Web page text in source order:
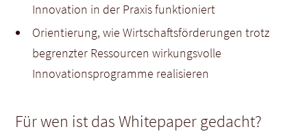
Innovation in der Praxis funktioniert
Orientierung, wie Wirtschaftsförderungen trotz
begrenzter Ressourcen wirkungsvolle
Innovationsprogramme realisieren
Für wen ist das Whitepaper gedacht?